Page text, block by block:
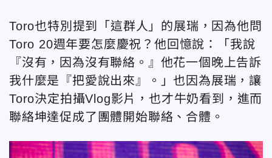
Toro也特別提到「這群人」的展瑞，因為他問
Toro 20週年要怎麼慶祝？他回憶說：「我說
『沒有，因為沒有聯絡。』他花一個晚上告訴
我什麼是『把愛說出來』。」也因為展瑞，讓
Toro決定拍攝Vlog影片，也才牛奶看到，進而
聯絡坤達促成了團體開始聯絡、合體。